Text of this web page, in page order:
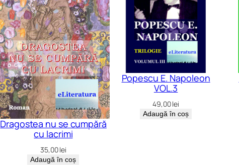
Dragostea nu se cumpără
cu lacrimi
35,00lei
Adaugă în coș
Popescu E. Napoleon
VOL.3
49,00lei
Adaugă în coș